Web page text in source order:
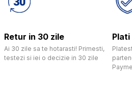
Retur in 30 zile
Ai 30 zile sa te hotarasti! Primesti,
testezi si iei o decizie in 30 zile
Plati